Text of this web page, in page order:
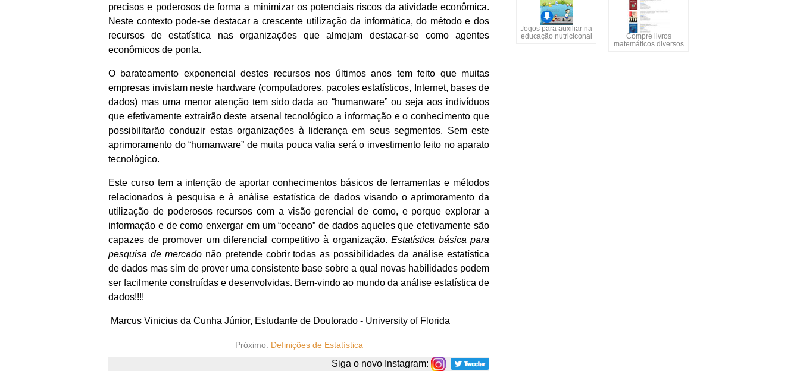
precisos e poderosos de forma a minimizar os potenciais riscos da atividade econômica.
Neste contexto pode-se destacar a crescente utilização da informática, do método e dos
recursos de estatística nas organizações que almejam destacar-se como agentes
econômicos de ponta.
O barateamento exponencial destes recursos nos últimos anos tem feito que muitas
empresas invistam neste hardware (computadores, pacotes estatísticos, Internet, bases de
dados) mas uma menor atenção tem sido dada ao “humanware” ou seja aos indivíduos
que efetivamente extrairão deste arsenal tecnológico a informação e o conhecimento que
possibilitarão conduzir estas organizações à liderança em seus segmentos. Sem este
aprimoramento do “humanware” de muita pouca valia será o investimento feito no aparato
tecnológico.
Este curso tem a intenção de aportar conhecimentos básicos de ferramentas e métodos
relacionados à pesquisa e à análise estatística de dados visando o aprimoramento da
utilização de poderosos recursos com a visão gerencial de como, e porque explorar a
informação e de como enxergar em um “oceano” de dados aqueles que efetivamente são
capazes de promover um diferencial competitivo à organização. Estatística básica para
pesquisa de mercadonão pretende cobrir todas as possibilidades da análise estatística
de dados mas sim de prover uma consistente base sobre a qual novas habilidades podem
ser facilmente construídas e desenvolvidas. Bem-vindo ao mundo da análise estatística de
dados!!!!
Marcus Vinicius da Cunha Júnior, Estudante de Doutorado - University of Florida
Próximo: Definições de Estatística
Siga o novo Instagram:
Jogos para auxiliar na
educação nutriciconal
Compre livros
matemáticos diversos